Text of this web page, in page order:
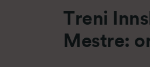
Treni
Mestre: